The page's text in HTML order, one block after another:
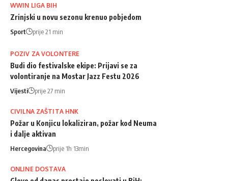
WWIN LIGA BIH
Zrinjski u novu sezonu krenuo pobjedom
Sport prije 21 min
POZIV ZA VOLONTERE
Budi dio festivalske ekipe: Prijavi se za
volontiranje na Mostar Jazz Festu 2026
Vijesti prije 27 min
CIVILNA ZAŠTITA HNK
Požar u Konjicu lokaliziran, požar kod Neuma
i dalje aktivan
Hercegovina prije 1h 13min
ONLINE DOSTAVA